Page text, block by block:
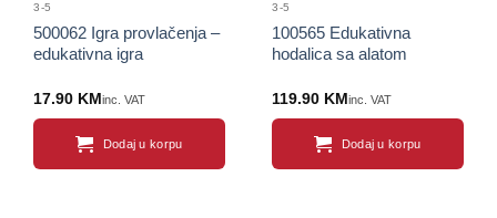
3-5
500062 Igra provlačenja –
edukativna igra
17.90 KM inc. VAT
Dodaj u korpu
3-5
100565 Edukativna
hodalica sa alatom
119.90 KM inc. VAT
Dodaj u korpu